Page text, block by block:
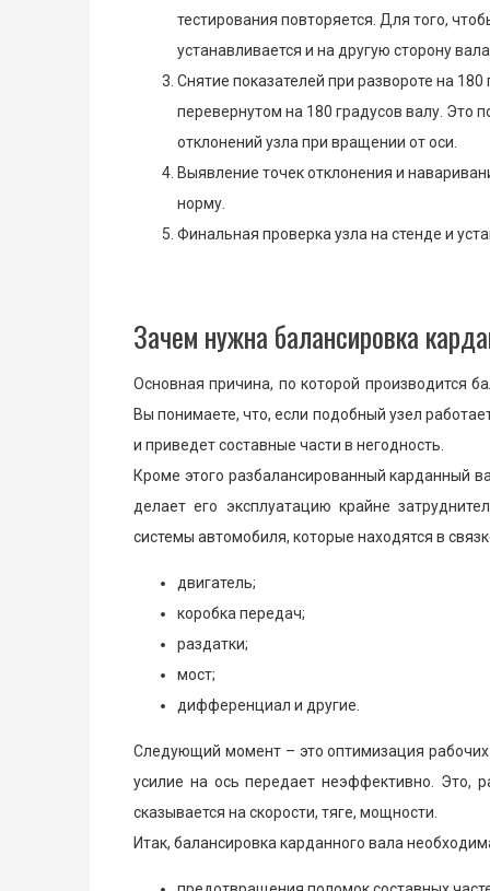
тестирования повторяется. Для того,
устанавливается и на другую сторону
Снятие показателей при развороте на
перевернутом на 180 градусов валу. Это
отклонений узла при вращении от оси.
Выявление точек отклонения и
норму.
Финальная проверка узла на стенде и
Зачем нужна балансировка
Основная причина, по которой производится
Вы понимаете, что, если подобный узел
и приведет составные части в негодность.
Кроме этого разбалансированный карданный
делает его эксплуатацию крайне
системы автомобиля, которые находятся в
двигатель;
коробка передач;
раздатки;
мост;
дифференциал и другие.
Следующий момент – это оптимизация
усилие на ось передает неэффективно. Это,
сказывается на скорости, тяге, мощности.
Итак, балансировка карданного вала